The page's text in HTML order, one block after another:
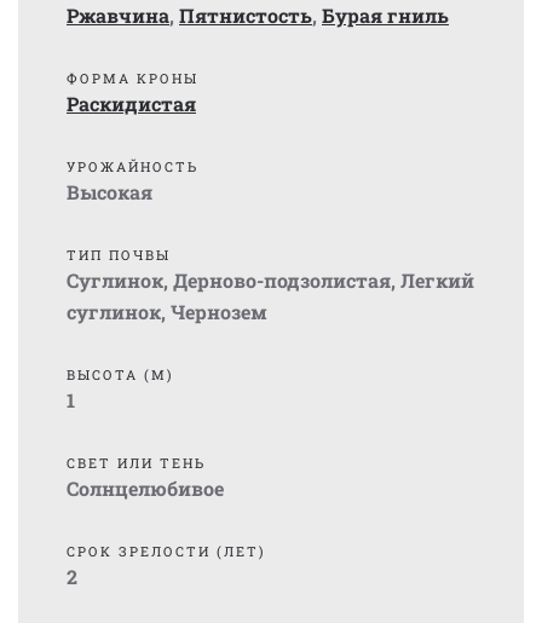
Ржавчина, Пятнистость, Бурая гниль
ФОРМА КРОНЫ
Раскидистая
УРОЖАЙНОСТЬ
Высокая
ТИП ПОЧВЫ
Суглинок, Дерново-подзолистая, Легкий
суглинок, Чернозем
ВЫСОТА (М)
1
СВЕТ ИЛИ ТЕНЬ
Солнцелюбивое
СРОК ЗРЕЛОСТИ (ЛЕТ)
2